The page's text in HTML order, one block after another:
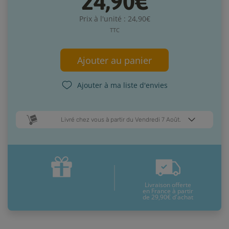
Prix à l'unité : 24,90€
TTC
Ajouter au panier
Ajouter à ma liste d'envies
Livré chez vous à partir du Vendredi 7 Août.
Lundi 10 Août Vendredi 7 Août
* Pour une livraison en France métropolitaine+ d'infos
Livraison offerte
en France à partir
de 29,90€ d'achat